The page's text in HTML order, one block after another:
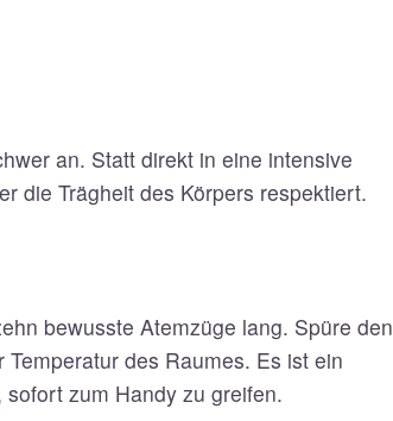
an. Statt direkt in eine intensive
die Trägheit des Körpers respektiert.
bewusste Atemzüge lang. Spüre den
des Raumes. Es ist ein
zum Handy zu greifen.